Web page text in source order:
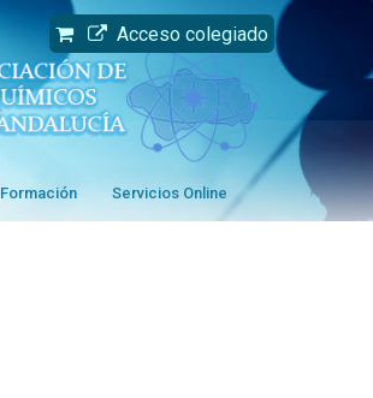
Acceso colegiado
Formación Servicios Online